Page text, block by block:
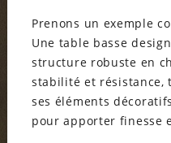
Prenons un exemple
Une table basse
structure robuste en
stabilité et résistance,
ses éléments
pour apporter finesse